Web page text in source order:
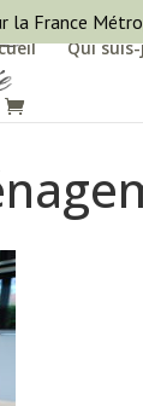
Qui
la France